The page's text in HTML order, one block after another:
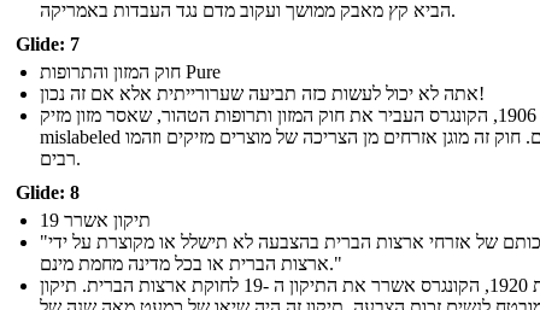
הביא קץ מאבק ממושך ועקוב מדם נגד העבדות באמריקה.
Glide: 7
חוק המזון והתרופות Pure
אתה לא יכול לעשות כזה תביעה שערורייתית אלא אם זה נכון!
בשנת 1906, הקונגרס העביר את חוק המזון ותרופות הטהור, שאסר מזון מזיק
mislabeled וסמים. חוק זה מוגן אזרחים מן הצריכה של מוצרים מזיקים וזהמו
רבים.
Glide: 8
19 תיקון אשרר
"זכותם של אזרחי ארצות הברית בהצבעה לא תישלל או מקוצרת על ידי
ארצות הברית או בכל מדינה מחמת מינם."
בשנת 1920, הקונגרס אשרר את התיקון ה -19 לחוקת ארצות הברית. תיקון